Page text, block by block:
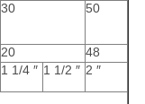
30 50
20
48
1 1/4 ″ 1 1/2 ″ 2 ″